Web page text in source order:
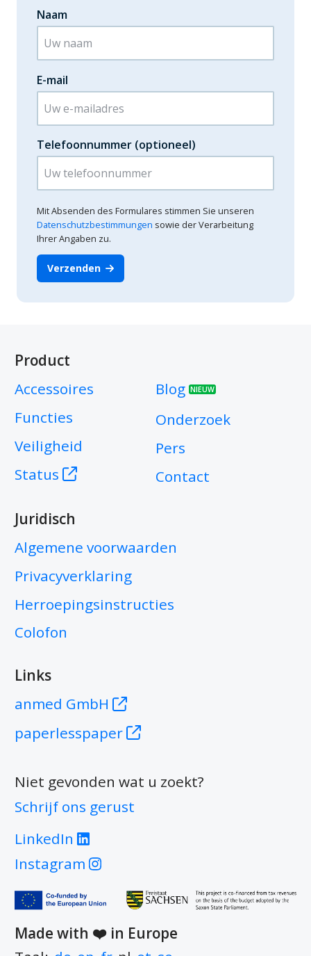
Naam
E-mail
Telefoonnummer (optioneel)
Mit Absenden des Formulares stimmen Sie unseren
Datenschutzbestimmungen sowie der Verarbeitung
Ihrer Angaben zu.
Verzenden
Product
Accessoires
Functies
Veiligheid
Status
Blog NIEUW
Onderzoek
Pers
Contact
Juridisch
Algemene voorwaarden
Privacyverklaring
Herroepingsinstructies
Colofon
Links
anmed GmbH
paperlesspaper
Niet gevonden wat u zoekt?
Schrijf ons gerust
LinkedIn
Instagram
Made with ❤️ in Europe